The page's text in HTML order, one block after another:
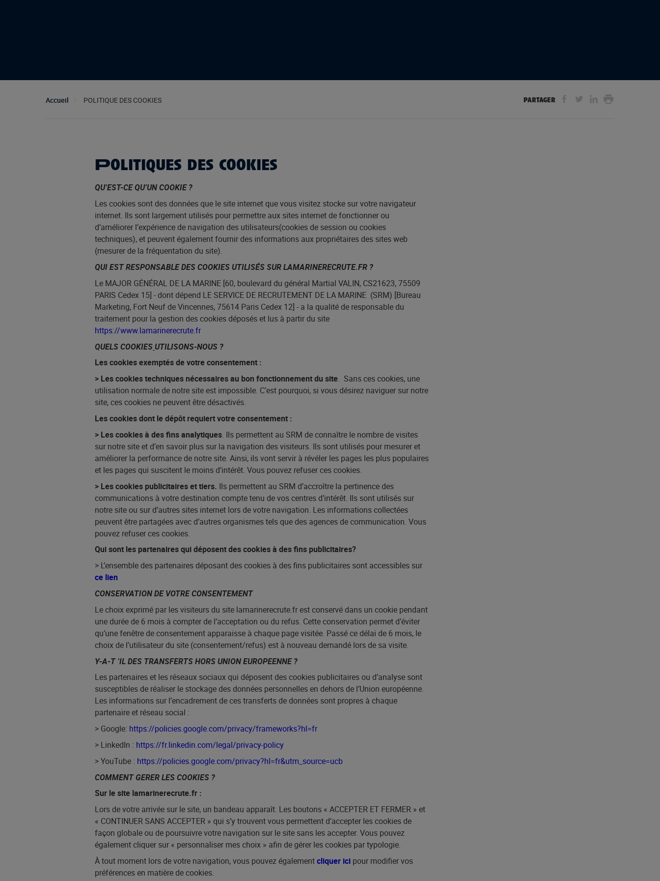
Accueil POLITIQUE DES COOKIES partager
Politiques des cookies
QU’EST-CE QU’UN COOKIE ?
Les cookies sont des données que le site internet que vous visitez stocke sur votre navigateur
internet. Ils sont largement utilisés pour permettre aux sites internet de fonctionner ou
d’améliorer l’expérience de navigation des utilisateurs(cookies de session ou cookies
techniques), et peuvent également fournir des informations aux propriétaires des sites web
(mesurer de la fréquentation du site).
QUI EST RESPONSABLE DES COOKIES UTILISÉS SUR LAMARINERECRUTE.FR ?
Le MAJOR GÉNÉRAL DE LA MARINE [60, boulevard du général Martial VALIN, CS21623, 75509
PARIS Cedex 15] - dont dépend LE SERVICE DE RECRUTEMENT DE LA MARINE (SRM) [Bureau
Marketing, Fort Neuf de Vincennes, 75614 Paris Cedex 12] - a la qualité de responsable du
traitement pour la gestion des cookies déposés et lus à partir du site
https://www.lamarinerecrute.fr
QUELS COOKIES UTILISONS-NOUS ?
Les cookies exemptés de votre consentement :
> Les cookies techniques nécessaires au bon fonctionnement du site. Sans ces cookies, une
utilisation normale de notre site est impossible. C’est pourquoi, si vous désirez naviguer sur notre
site, ces cookies ne peuvent être désactivés.
Les cookies dont le dépôt requiert votre consentement :
> Les cookies à des fins analytiques. Ils permettent au SRM de connaître le nombre de visites
sur notre site et d’en savoir plus sur la navigation des visiteurs. Ils sont utilisés pour mesurer et
améliorer la performance de notre site. Ainsi, ils vont servir à révéler les pages les plus populaires
et les pages qui suscitent le moins d’intérêt. Vous pouvez refuser ces cookies.
> Les cookies publicitaires et tiers. Ils permettent au SRM d’accroître la pertinence des
communications à votre destination compte tenu de vos centres d’intérêt. Ils sont utilisés sur
notre site ou sur d’autres sites internet lors de votre navigation. Les informations collectées
peuvent être partagées avec d’autres organismes tels que des agences de communication. Vous
pouvez refuser ces cookies.
Qui sont les partenaires qui déposent des cookies à des fins publicitaires?
> L’ensemble des partenaires déposant des cookies à des fins publicitaires sont accessibles sur
ce lien
CONSERVATION DE VOTRE CONSENTEMENT
Le choix exprimé par les visiteurs du site lamarinerecrute.fr est conservé dans un cookie pendant
une durée de 6 mois à compter de l’acceptation ou du refus. Cette conservation permet d’éviter
qu’une fenêtre de consentement apparaisse à chaque page visitée. Passé ce délai de 6 mois, le
choix de l’utilisateur du site (consentement/refus) est à nouveau demandé lors de sa visite.
Y-A-T ’IL DES TRANSFERTS HORS UNION EUROPEENNE ?
Les partenaires et les réseaux sociaux qui déposent des cookies publicitaires ou d’analyse sont
susceptibles de réaliser le stockage des données personnelles en dehors de l’Union européenne.
Les informations sur l’encadrement de ces transferts de données sont propres à chaque
partenaire et réseau social :
> Google: https://policies.google.com/privacy/frameworks?hl=fr
> LinkedIn : https://fr.linkedin.com/legal/privacy-policy
> YouTube : https://policies.google.com/privacy?hl=fr&utm_source=ucb
COMMENT GERER LES COOKIES ?
Sur le site lamarinerecrute.fr :
Lors de votre arrivée sur le site, un bandeau apparaît. Les boutons « ACCEPTER ET FERMER » et
« CONTINUER SANS ACCEPTER » qui s’y trouvent vous permettent d’accepter les cookies de
façon globale ou de poursuivre votre navigation sur le site sans les accepter. Vous pouvez
également cliquer sur « personnaliser mes choix » afin de gérer les cookies par typologie.
À tout moment lors de votre navigation, vous pouvez égalementcliquer ici pour modifier vos
préférences en matière de cookies.